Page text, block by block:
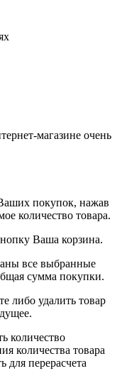
магазине очень
покупок, нажав
количество товара.
Ваша корзина.
все выбранные
сумма покупки.
либо удалить товар
количество
количества товара
для перерасчета